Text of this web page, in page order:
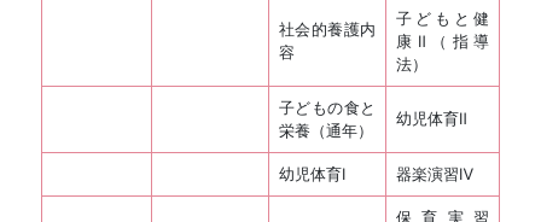
社会的養護内
容
子どもと健
康Ⅱ（指導
法）
子どもの食と
栄養（通年）
幼児体育Ⅱ
幼児体育Ⅰ 器楽演習Ⅳ
保育実習